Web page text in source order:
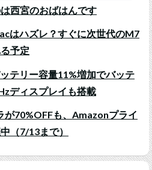
西宮のおばはんです
はハズレ？すぐに次世代のM7
予定
テリー容量11%増加でバッテ
ディスプレイも搭載
が70%OFFも、Amazonプライ
（7/13まで）